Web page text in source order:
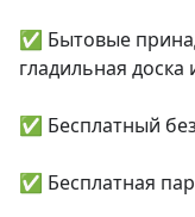
✅ Бытовые
гладильная доска
✅ Бесплатный
✅ Бесплатная